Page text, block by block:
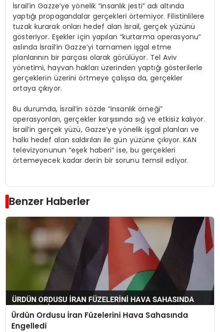
İsrail’in Gazze’ye yönelik “insanlık jesti” adı altında
yaptığı propagandalar gerçekleri örtemiyor. Filistinlilere
tuzak kurarak onları hedef alan İsrail, gerçek yüzünü
gösteriyor. Eşekler için yapılan “kurtarma operasyonu”
aslında İsrail’in Gazze’yi tamamen işgal etme
planlarının bir parçası olarak görülüyor. Tel Aviv
yönetimi, hayvan hakları üzerinden yaptığı gösterilerle
gerçeklerin üzerini örtmeye çalışsa da, gerçekler
ortaya çıkıyor.
Bu durumda, İsrail’in sözde “insanlık örneği”
operasyonları, gerçekler karşısında sığ ve etkisiz kalıyor.
İsrail’in gerçek yüzü, Gazze’ye yönelik işgal planları ve
halkı hedef alan saldırıları ile gün yüzüne çıkıyor. KAN
televizyonunun “eşek haberi” ise, bu gerçekleri
örtemeyecek kadar derin bir sorunu temsil ediyor.
Benzer Haberler
Ürdün Ordusu İran Füzelerini Hava Sahasında
Engelledi